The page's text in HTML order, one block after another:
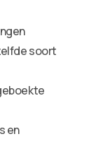
soort
en